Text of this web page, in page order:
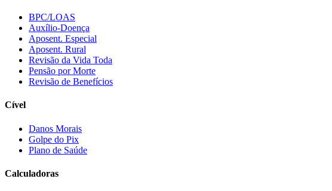
BPC/LOAS
Auxílio-Doença
Aposent. Especial
Aposent. Rural
Revisão da Vida Toda
Pensão por Morte
Revisão de Benefícios
Cível
Danos Morais
Golpe do Pix
Plano de Saúde
Calculadoras